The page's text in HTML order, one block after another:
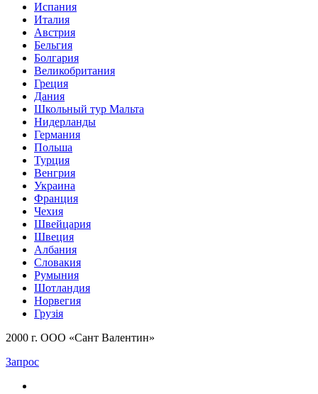
Испания
Италия
Австрия
Бельгия
Болгария
Великобритания
Греция
Дания
Школьный тур Мальта
Нидерланды
Германия
Польша
Турция
Венгрия
Украина
Франция
Чехия
Швейцария
Швеция
Албания
Словакия
Румыния
Шотландия
Норвегия
Грузія
2000 г. ООО «Сант Валентин»
Запрос